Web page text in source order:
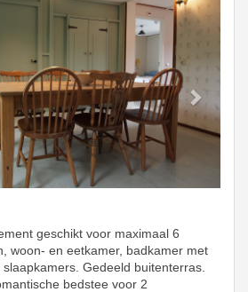
geschikt voor maximaal 6
woon- en eetkamer, badkamer met
Gedeeld buitenterras.
bedstee voor 2